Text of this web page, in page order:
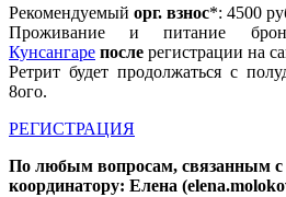
Рекомендуемый орг. взнос*: 4500
Проживание и питание
Кунсангаре после регистрации на
Ретрит будет продолжаться с
8ого.
РЕГИСТРАЦИЯ
По любым вопросам, связанным с
координатору: Елена